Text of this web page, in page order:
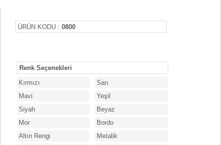
ÜRÜN KODU : 0800
Renk Seçenekleri
Kırmızı
Sarı
Mavi
Yeşil
Siyah
Beyaz
Mor
Bordo
Altın Rengi
Metalik